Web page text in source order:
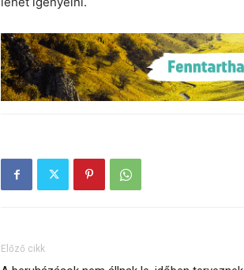
Előző cikk